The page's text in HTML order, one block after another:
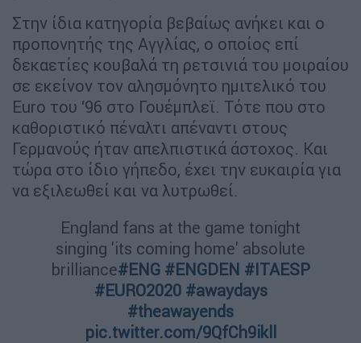
Στην ίδια κατηγορία βεβαίως ανήκει και ο
προπονητής της Αγγλίας, ο οποίος επί
δεκαετίες κουβαλά τη ρετσινιά του μοιραίου
σε εκείνον τον αλησμόνητο ημιτελικό του
Euro του ‘96 στο Γουέμπλεϊ. Τότε που στο
καθοριστικό πέναλτι απέναντι στους
Γερμανούς ήταν απελπιστικά άστοχος. Και
τώρα στο ίδιο γήπεδο, έχει την ευκαιρία για
να εξιλεωθεί και να λυτρωθεί.
England fans at the game tonight
singing 'its coming home' absolute
brilliance#ENG #ENGDEN #ITAESP
#EURO2020 #awaydays
#theawayends
pic.twitter.com/9QfCh9ikll